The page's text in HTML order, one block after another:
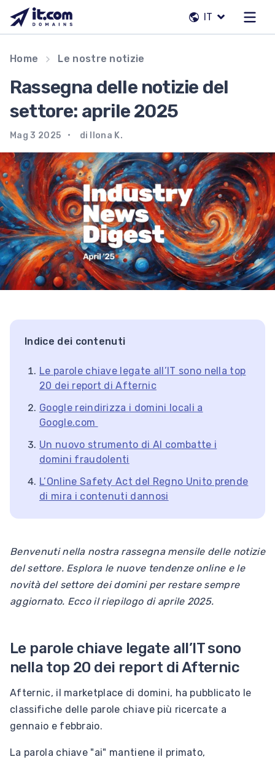
contenuto
IT
Il nostro team
Contatti
Registrar
IT
Home Le nostre notizie
Rassegna delle notizie del
settore: aprile 2025
Mag 3 2025 di Ilona K.
Indice dei contenuti
Le parole chiave legate all’IT sono nella top
20 dei report di Afternic
Google reindirizza i domini locali a
Google.com
Un nuovo strumento di AI combatte i
domini fraudolenti
L’Online Safety Act del Regno Unito prende
di mira i contenuti dannosi
Benvenuti nella nostra rassegna mensile delle notizie
del settore. Esplora le nuove tendenze online e le
novità del settore dei domini per restare sempre
aggiornato. Ecco il riepilogo di aprile 2025.
Le parole chiave legate all’IT sono
nella top 20 dei report di Afternic
Afternic, il marketplace di domini, ha pubblicato le
classifiche delle parole chiave più ricercate a
gennaio e febbraio.
La parola chiave "ai" mantiene il primato,